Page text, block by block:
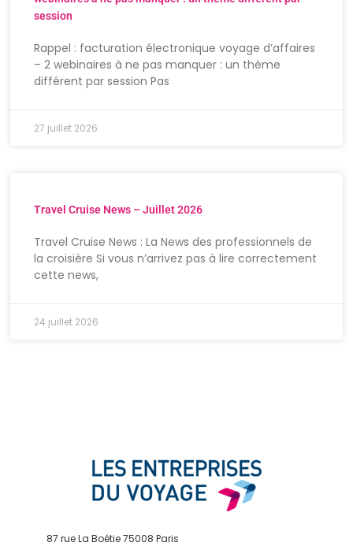
session
Rappel : facturation électronique voyage d’affaires
– 2 webinaires à ne pas manquer : un thème
différent par session Pas
27 juillet 2026
Travel Cruise News – Juillet 2026
Travel Cruise News : La News des professionnels de
la croisière Si vous n’arrivez pas à lire correctement
cette news,
24 juillet 2026
87 rue La Boétie 75008 Paris